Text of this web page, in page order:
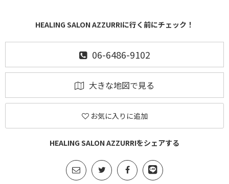
HEALING SALON AZZURRIに行く前にチェック！
06-6486-9102
大きな地図で見る
お気に入りに追加
HEALING SALON AZZURRIをシェアする